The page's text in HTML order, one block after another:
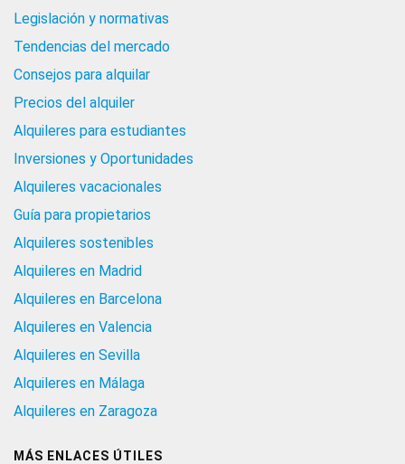
Legislación y normativas
Tendencias del mercado
Consejos para alquilar
Precios del alquiler
Alquileres para estudiantes
Inversiones y Oportunidades
Alquileres vacacionales
Guía para propietarios
Alquileres sostenibles
Alquileres en Madrid
Alquileres en Barcelona
Alquileres en Valencia
Alquileres en Sevilla
Alquileres en Málaga
Alquileres en Zaragoza
MÁS ENLACES ÚTILES